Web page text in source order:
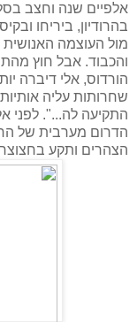
אלפיים שנה וחצב
בהרודיון, ביריחו
מול העוצמה
והכבוד. אבל חוץ
הורדוס, אלי דיברה
שחרותות עליה
התקיעה לה...". לפני
הדרום מערבית של
הצהרים ותקע